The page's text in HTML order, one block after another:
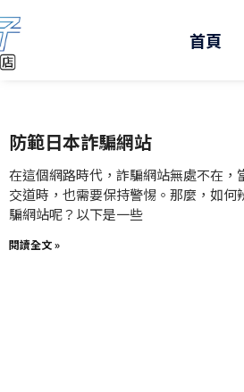
至
主
容
首頁
防範日本詐騙網站
在這個網路時代，詐騙網站無處不在，
交道時，也需要保持警惕。那麼，如何
騙網站呢？以下是一些
閱讀全文 »